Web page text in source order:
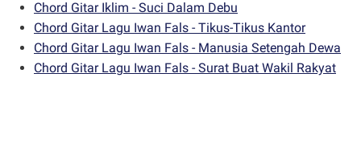
Chord Gitar Iklim - Suci Dalam Debu
Chord Gitar Lagu Iwan Fals - Tikus-Tikus Kantor
Chord Gitar Lagu Iwan Fals - Manusia Setengah Dewa
Chord Gitar Lagu Iwan Fals - Surat Buat Wakil Rakyat